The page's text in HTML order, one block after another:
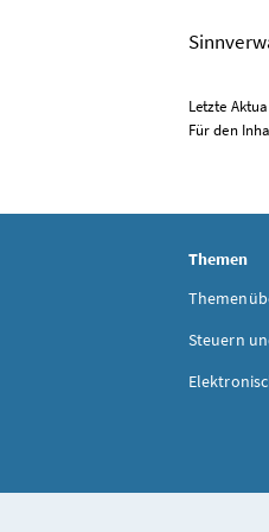
Letzte
Für den
Themen
Steuern